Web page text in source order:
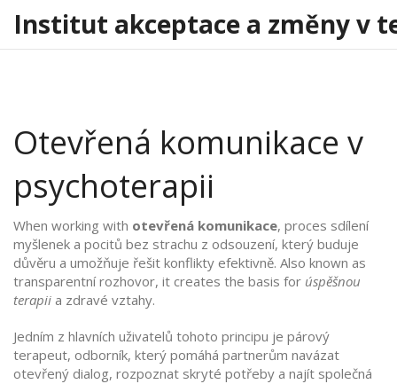
Institut akceptace a změny v
Otevřená komunikace v
psychoterapii
When working with otevřená komunikace, proces sdílení
myšlenek a pocitů bez strachu z odsouzení, který buduje
důvěru a umožňuje řešit konflikty efektivně. Also known as
transparentní rozhovor, it creates the basis for úspěšnou
terapii a zdravé vztahy.
Jedním z hlavních uživatelů tohoto principu je párový
terapeut, odborník, který pomáhá partnerům navázat
otevřený dialog, rozpoznat skryté potřeby a najít společná